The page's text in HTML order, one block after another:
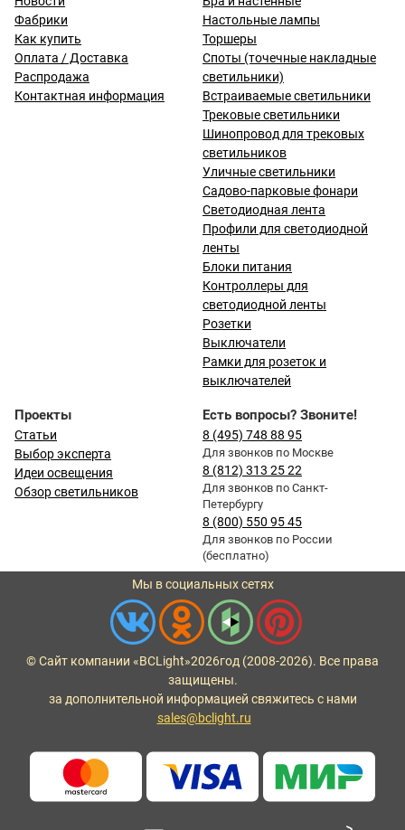
Фабрики
Как купить
Оплата / Доставка
Распродажа
Контактная информация
Настольные лампы
Торшеры
Споты (точечные накладные
светильники)
Встраиваемые светильники
Трековые светильники
Шинопровод для трековых
светильников
Уличные светильники
Садово-парковые фонари
Светодиодная лента
Профили для светодиодной
ленты
Блоки питания
Контроллеры для
светодиодной ленты
Розетки
Выключатели
Рамки для розеток и
выключателей
Проекты
Статьи
Выбор эксперта
Идеи освещения
Обзор светильников
Есть вопросы? Звоните!
8 (495) 748 88 95
Для звонков по Москве
8 (812) 313 25 22
Для звонков по Санкт-
Петербургу
8 (800) 550 95 45
Для звонков по России
(бесплатно)
Мы в социальных сетях
© Сайт компании «BCLight»2026год (2008-2026). Все права
защищены.
за дополнительной информацией свяжитесь с нами
sales@bclight.ru